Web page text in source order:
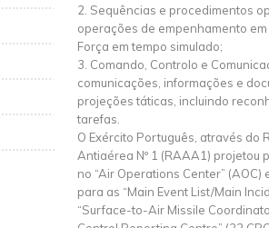
2. Sequências e procedimentos
operações de empenhamento
Força em tempo simulado;
3. Comando, Controlo e
comunicações, informações e
projeções táticas, incluindo
tarefas.
O Exército Português, através do
Antiaérea Nº 1 (RAAA1) projetou
no “Air Operations Center”
para as “Main Event List/Main
“Surface-to-Air Missile